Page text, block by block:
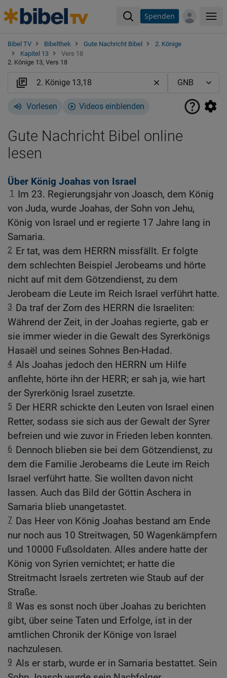
Spenden
Bibel TV Bibelthek Gute Nachricht Bibel
2. Könige
Kapitel 13
Vers 18
2. Könige 13, Vers 18
Vorlesen Videos einblenden
Gute Nachricht Bibel online
lesen
Über König Joahas von Israel
1
Im 23. Regierungsjahr von Joasch, dem König
von Juda, wurde Joahas, der Sohn von Jehu,
König von Israel und er regierte 17 Jahre lang in
Samaria.
2 Er tat, was dem HERRN missfällt. Er folgte
dem schlechten Beispiel Jerobeams und hörte
nicht auf mit dem Götzendienst, zu dem
Jerobeam die Leute im Reich Israel verführt hatte.
3 Da traf der Zorn des HERRN die Israeliten:
Während der Zeit, in der Joahas regierte, gab er
sie immer wieder in die Gewalt des Syrerkönigs
Hasaël und seines Sohnes Ben-Hadad.
4 Als Joahas jedoch den HERRN um Hilfe
anflehte, hörte ihn der HERR; er sah ja, wie hart
der Syrerkönig Israel zusetzte.
5 Der HERR schickte den Leuten von Israel einen
Retter, sodass sie sich aus der Gewalt der Syrer
befreien und wie zuvor in Frieden leben konnten.
6 Dennoch blieben sie bei dem Götzendienst, zu
dem die Familie Jerobeams die Leute im Reich
Israel verführt hatte. Sie wollten davon nicht
lassen. Auch das Bild der Göttin Aschera in
Samaria blieb unangetastet.
7 Das Heer von König Joahas bestand am Ende
nur noch aus 10 Streitwagen, 50 Wagenkämpfern
und 10000 Fußsoldaten. Alles andere hatte der
König von Syrien vernichtet; er hatte die
Streitmacht Israels zertreten wie Staub auf der
Straße.
8 Was es sonst noch über Joahas zu berichten
gibt, über seine Taten und Erfolge, ist in der
amtlichen Chronik der Könige von Israel
nachzulesen.
9 Als er starb, wurde er in Samaria bestattet. Sein